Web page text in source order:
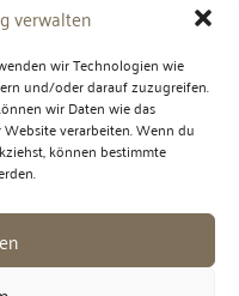
verwalten
wir Technologien wie
und/oder darauf zuzugreifen.
wir Daten wie das
verarbeiten. Wenn du
können bestimmte